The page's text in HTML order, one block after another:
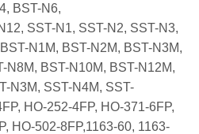
BST-N6,
SST-N1, SST-N2, SST-N3,
N1M, BST-N2M, BST-N3M,
N8M, BST-N10M, BST-N12M,
N3M, SST-N4M, SST-
HO-252-4FP, HO-371-6FP,
HO-502-8FP,1163-60, 1163-